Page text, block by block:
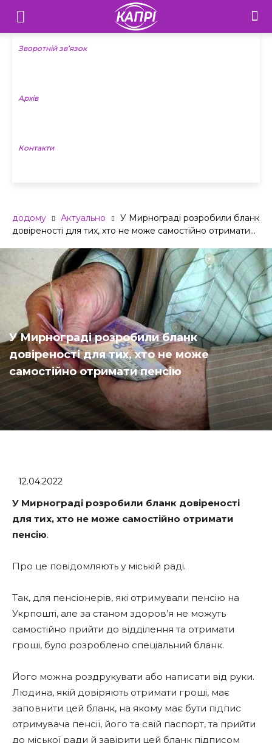
Телебачення
«Капрі»
Новини
Зворотній зв’язок
Архів
Контакти
додому Актуально
У Мирнограді розробили бланк
довіреності для тих, хто не може самостійно отримати...
У Мирнограді розробили бланк
довіреності для тих, хто не може
самостійно отримати пенсію
12.04.2022
У Мирнограді розробили бланк довіреності
для тих, хто не може самостійно отримати
пенсію.
Про це повідомляють у міській раді.
Так, для пенсіонерів, які отримували пенсію на
Укрпошті, але за станом здоров’я не можуть
самостійно прийти до відділення та отримати
гроші, було розроблено спеціальний бланк.
Його можна роздрукувати або написати від руки.
Людина, якій довіряють отримати гроші, має
заповнити цей бланк, на якому має бути підпис
отримувача пенсії, його та свій паспорт, та прийти
до міської ради й завірити цей бланк підписом